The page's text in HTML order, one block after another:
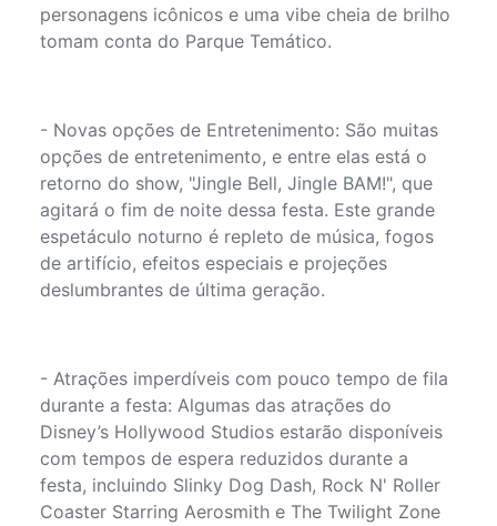
personagens icônicos e uma vibe cheia de brilho
tomam conta do Parque Temático.
- Novas opções de Entretenimento: São muitas
opções de entretenimento, e entre elas está o
retorno do show, "Jingle Bell, Jingle BAM!", que
agitará o fim de noite dessa festa. Este grande
espetáculo noturno é repleto de música, fogos
de artifício, efeitos especiais e projeções
deslumbrantes de última geração.
- Atrações imperdíveis com pouco tempo de fila
durante a festa: Algumas das atrações do
Disney’s Hollywood Studios estarão disponíveis
com tempos de espera reduzidos durante a
festa, incluindo Slinky Dog Dash, Rock N' Roller
Coaster Starring Aerosmith e The Twilight Zone